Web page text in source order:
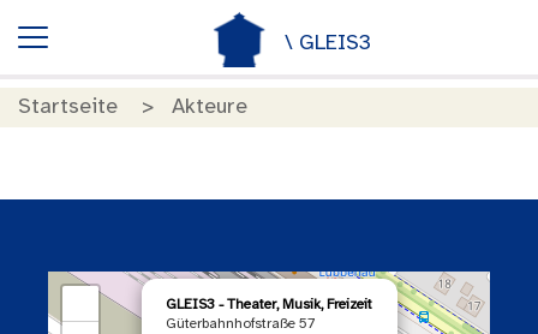
\ GLEIS3
Startseite Akteure
GLEIS3 - Theater, Musik, Freizeit
Güterbahnhofstraße 57